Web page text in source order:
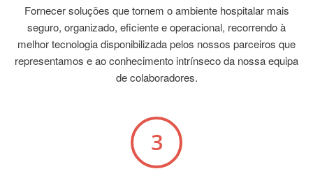
Fornecer soluções que tornem o ambiente hospitalar mais
seguro, organizado, eficiente e operacional, recorrendo à
melhor tecnologia disponibilizada pelos nossos parceiros que
representamos e ao conhecimento intrínseco da nossa equipa
de colaboradores.